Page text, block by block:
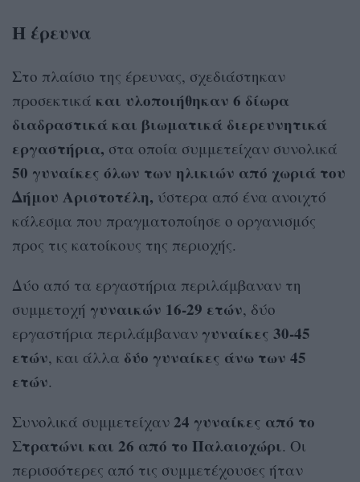
Η έρευνα
Στο πλαίσιο της έρευνας, σχεδιάστηκαν
προσεκτικά και υλοποιήθηκαν 6 δίωρα
διαδραστικά και βιωματικά διερευνητικά
εργαστήρια, στα οποία συμμετείχαν συνολικά
50 γυναίκες όλων των ηλικιών από χωριά του
Δήμου Αριστοτέλη, ύστερα από ένα ανοιχτό
κάλεσμα που πραγματοποίησε ο οργανισμός
προς τις κατοίκους της περιοχής.
Δύο από τα εργαστήρια περιλάμβαναν τη
συμμετοχή γυναικών 16-29 ετών, δύο
εργαστήρια περιλάμβαναν γυναίκες 30-45
ετών, και άλλα δύο γυναίκες άνω των 45
ετών.
Συνολικά συμμετείχαν 24 γυναίκες από το
Στρατώνι και 26 από το Παλαιοχώρι. Οι
περισσότερες από τις συμμετέχουσες ήταν